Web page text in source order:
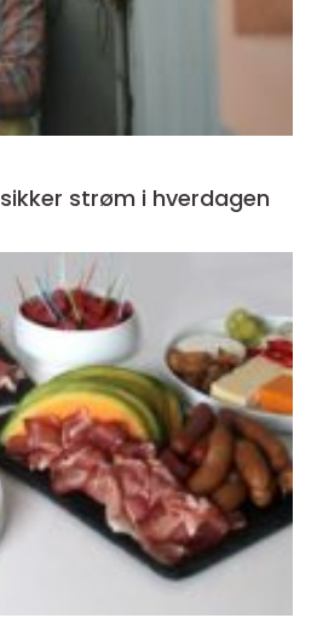
Elektriker vedbæk sikker strøm i hverdagen